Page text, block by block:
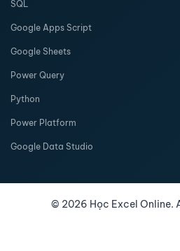
SQL
Google Apps Script
Google Sheets
Power Query
Python
Power Platform
Google Data Studio
© 2026 Học Excel Online.